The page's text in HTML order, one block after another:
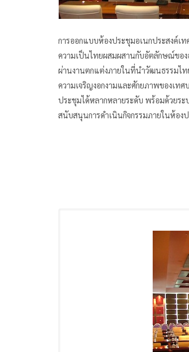
การออกแบบห้องประชุมอเนกประสงค์เ
ความเป็นไทยผสมผสานกับอัตลักษณ์ขอ
ผ่านงานตกแต่งภายในที่นำวัฒนธรรมไ
ความเจริญงอกงามและศักยภาพของเทศ
ประชุมได้หลากหลายระดับ พร้อมด้วยร
สนับสนุนการดำเนินกิจกรรมภายในห้อง